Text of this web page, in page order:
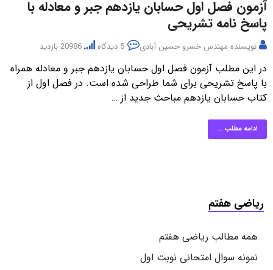
آزمون فصل اول حسابان یازدهم جبر و معادله با
پاسخ نامه تشریحی
نویسنده مهندس خسرو حسین آبادی 5 دیدگاه
در این مطلب آزمون فصل اول حسابان یازدهم جبر و معادله همراه
با پاسخ تشریحی برای شما طراحی شده است. در فصل اول از
کتاب حسابان یازدهم مباحث جدید از …
ادامه مطلب ...
ریاضی هفتم
همه مطالب ریاضی هفتم
نمونه سوال امتحانی نوبت اول